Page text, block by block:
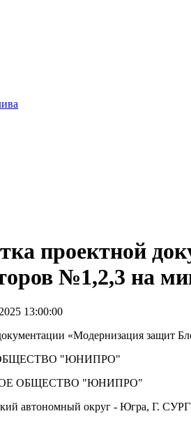
проектной
№1,2,3 на
13:00:00
«Модернизация защит
"ЮНИПРО"
ОБЩЕСТВО "ЮНИПРО"
автономный округ - Югра, Г.